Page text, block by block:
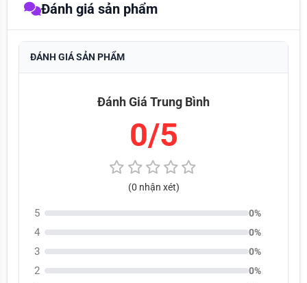
NAOEVO S8 PRO
Đánh giá sản phẩm
ĐÁNH GIÁ SẢN PHẨM
Đánh Giá Trung Bình
0/5
(0 nhận xét)
5 0%
4 0%
3 0%
2 0%